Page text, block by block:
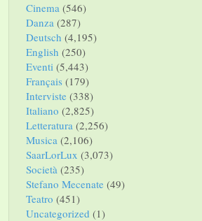
Cinema (546)
Danza (287)
Deutsch (4,195)
English (250)
Eventi (5,443)
Français (179)
Interviste (338)
Italiano (2,825)
Letteratura (2,256)
Musica (2,106)
SaarLorLux (3,073)
Società (235)
Stefano Mecenate (49)
Teatro (451)
Uncategorized (1)